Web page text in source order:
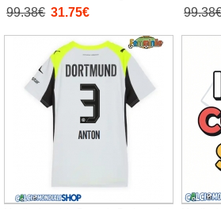
Femminile 2025-26 Manica Corta
99.38€ 31.75€